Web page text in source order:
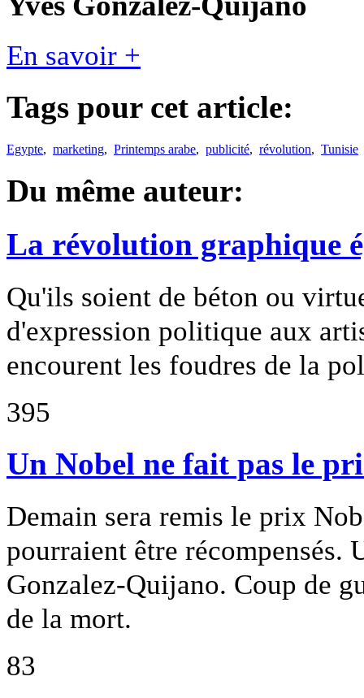
En savoir +
Tags pour cet article:
Egypte, marketing, Printemps arabe, publicité, révolution, Tunisie
Du même auteur:
La révolution graphique
Qu'ils soient de béton ou
d'expression politique aux
encourent les foudres de la
395
Un Nobel ne fait pas le
Demain sera remis le prix
pourraient être récompensés.
Gonzalez-Quijano. Coup de
de la mort.
83